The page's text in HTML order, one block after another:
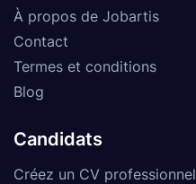
À propos de Jobartis
Contact
Termes et conditions
Blog
Candidats
Créez un CV professionnel